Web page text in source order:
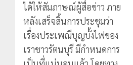
ได้ให้สัมภาษณ์ผู้สื่อข่าว ภาย
หลังเสร็จสิ้นการประชุมว่า
เรื่องประเพณีบุญบั้งไฟของ
เราชาวรัตนบุรี มีกำหนดการ